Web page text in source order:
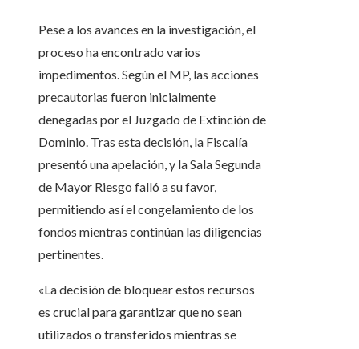
Pese a los avances en la investigación, el
proceso ha encontrado varios
impedimentos. Según el MP, las acciones
precautorias fueron inicialmente
denegadas por el Juzgado de Extinción de
Dominio. Tras esta decisión, la Fiscalía
presentó una apelación, y la Sala Segunda
de Mayor Riesgo falló a su favor,
permitiendo así el congelamiento de los
fondos mientras continúan las diligencias
pertinentes.
«La decisión de bloquear estos recursos
es crucial para garantizar que no sean
utilizados o transferidos mientras se